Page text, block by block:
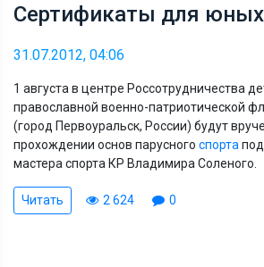
Сертификаты для
31.07.2012, 04:06
1 августа в центре Россотрудничества
православной военно-патриотической
(город Первоуральск, России) будут
прохождении основ парусного спорта
мастера спорта КР Владимира Соленого.
Читать 2 624 0